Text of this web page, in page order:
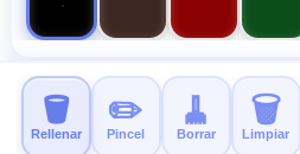
🪣
Rellenar
✏️
Pincel
🧹
Borrar
🗑️
Limpiar